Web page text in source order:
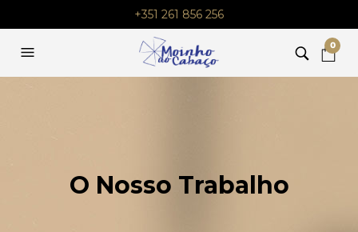
+351 261 856 256
0
O Nosso Trabalho